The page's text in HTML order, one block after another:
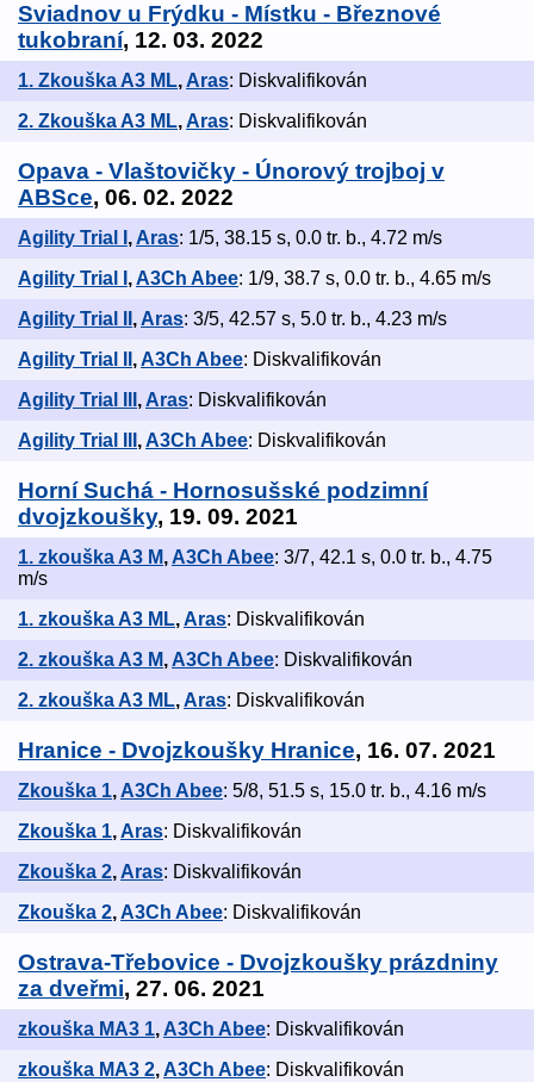
Sviadnov u Frýdku - Místku - Březnové
tukobraní, 12. 03. 2022
1. Zkouška A3 ML, Aras: Diskvalifikován
2. Zkouška A3 ML,Aras: Diskvalifikován
Opava - Vlaštovičky - Únorový trojboj v
ABSce, 06. 02. 2022
Agility Trial I , Aras: 1/5, 38.15 s, 0.0 tr. b., 4.72 m/s
Agility Trial I ,A3Ch Abee: 1/9, 38.7 s, 0.0 tr. b., 4.65 m/s
Agility Trial II , Aras: 3/5, 42.57 s, 5.0 tr. b., 4.23 m/s
Agility Trial II ,A3Ch Abee: Diskvalifikován
Agility Trial III , Aras: Diskvalifikován
Agility Trial III ,A3Ch Abee: Diskvalifikován
Horní Suchá - Hornosušské podzimní
dvojzkoušky, 19. 09. 2021
1. zkouška A3 M, A3Ch Abee: 3/7, 42.1 s, 0.0 tr. b., 4.75
m/s
1. zkouška A3 ML,Aras: Diskvalifikován
2. zkouška A3 M, A3Ch Abee: Diskvalifikován
2. zkouška A3 ML,Aras: Diskvalifikován
Hranice - Dvojzkoušky Hranice, 16. 07. 2021
Zkouška 1, A3Ch Abee: 5/8, 51.5 s, 15.0 tr. b., 4.16 m/s
Zkouška 1,Aras: Diskvalifikován
Zkouška 2, Aras: Diskvalifikován
Zkouška 2,A3Ch Abee: Diskvalifikován
Ostrava-Třebovice - Dvojzkoušky prázdniny
za dveřmi, 27. 06. 2021
zkouška MA3 1, A3Ch Abee: Diskvalifikován
zkouška MA3 2,A3Ch Abee: Diskvalifikován